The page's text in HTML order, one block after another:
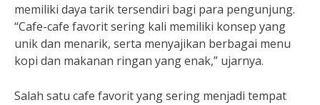
memiliki daya tarik tersendiri bagi para pengunjung.
“Cafe-cafe favorit sering kali memiliki konsep yang
unik dan menarik, serta menyajikan berbagai menu
kopi dan makanan ringan yang enak,” ujarnya.
Salah satu cafe favorit yang sering menjadi tempat